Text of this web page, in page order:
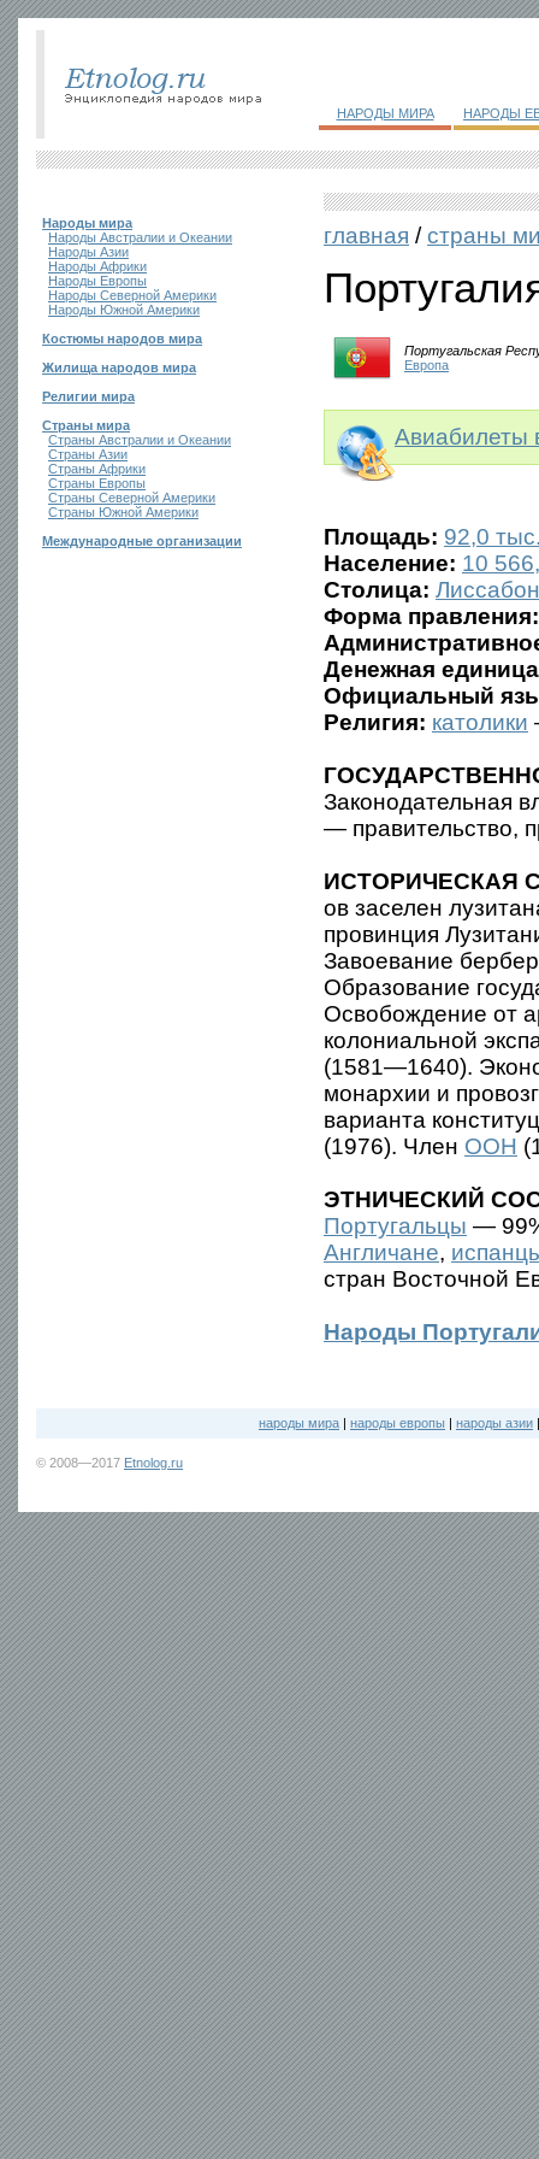
НАРОДЫ МИРА НАРОДЫ
Народы мира
Народы Австралии и Океании
Народы Азии
Народы Африки
Народы Европы
Народы Северной Америки
Народы Южной Америки
Костюмы народов мира
Жилища народов мира
Религии мира
Страны мира
Страны Австралии и Океании
Страны Азии
Страны Африки
Страны Европы
Страны Северной Америки
Страны Южной Америки
Международные организации
главная /страны
Португальская
Европа
Авиабилеты
Площадь: 92,0
Население: 10
Столица: Лиссабон
Форма правления:
Денежная
Официальный
Религия: католики
Законодательная
— правительство,
ИСТОРИЧЕСКАЯ
ов заселен
провинция
Завоевание
Образование
Освобождение от
колониальной
(1581—1640).
монархии и
варианта
(1976). Член ООН
ЭТНИЧЕСКИЙ
Португальцы —
Англичане,
стран Восточной
Народы
народы мира | народы европы | народы азии
© 2008—2017 Etnolog.ru